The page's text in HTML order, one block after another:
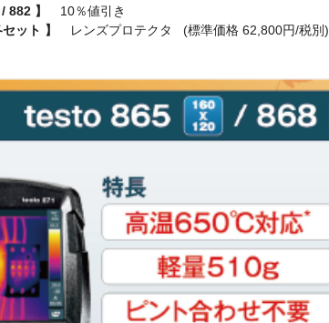
/ 882 】 10％値引き
セット 】 レンズプロテクタ (標準価格 62,800円/税別)